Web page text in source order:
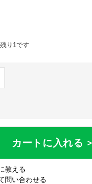
残り1です
カートに入れる >
教える
問い合わせる